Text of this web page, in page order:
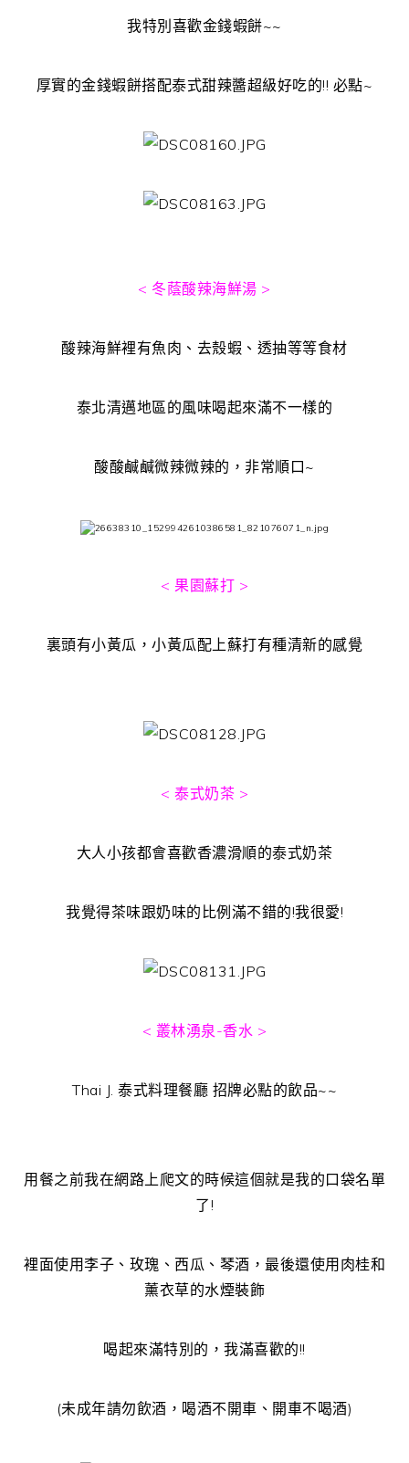
我特別喜歡金錢蝦餅~~
厚實的金錢蝦餅搭配泰式甜辣醬超級好吃的!! 必點~
< 冬蔭酸辣海鮮湯 >
酸辣海鮮裡有魚肉、去殼蝦、透抽等等食材
泰北清邁地區的風味喝起來滿不一樣的
酸酸鹹鹹微辣微辣的，非常順口~
< 果園蘇打 >
裏頭有小黃瓜，小黃瓜配上蘇打有種清新的感覺
< 泰式奶茶 >
大人小孩都會喜歡香濃滑順的泰式奶茶
我覺得茶味跟奶味的比例滿不錯的!我很愛!
< 叢林湧泉-香水 >
Thai J. 泰式料理餐廳 招牌必點的飲品~~
用餐之前我在網路上爬文的時候這個就是我的口袋名單
了!
裡面使用李子、玫瑰、西瓜、琴酒，最後還使用肉桂和
薰衣草的水煙裝飾
喝起來滿特別的，我滿喜歡的!!
(未成年請勿飲酒，喝酒不開車、開車不喝酒)